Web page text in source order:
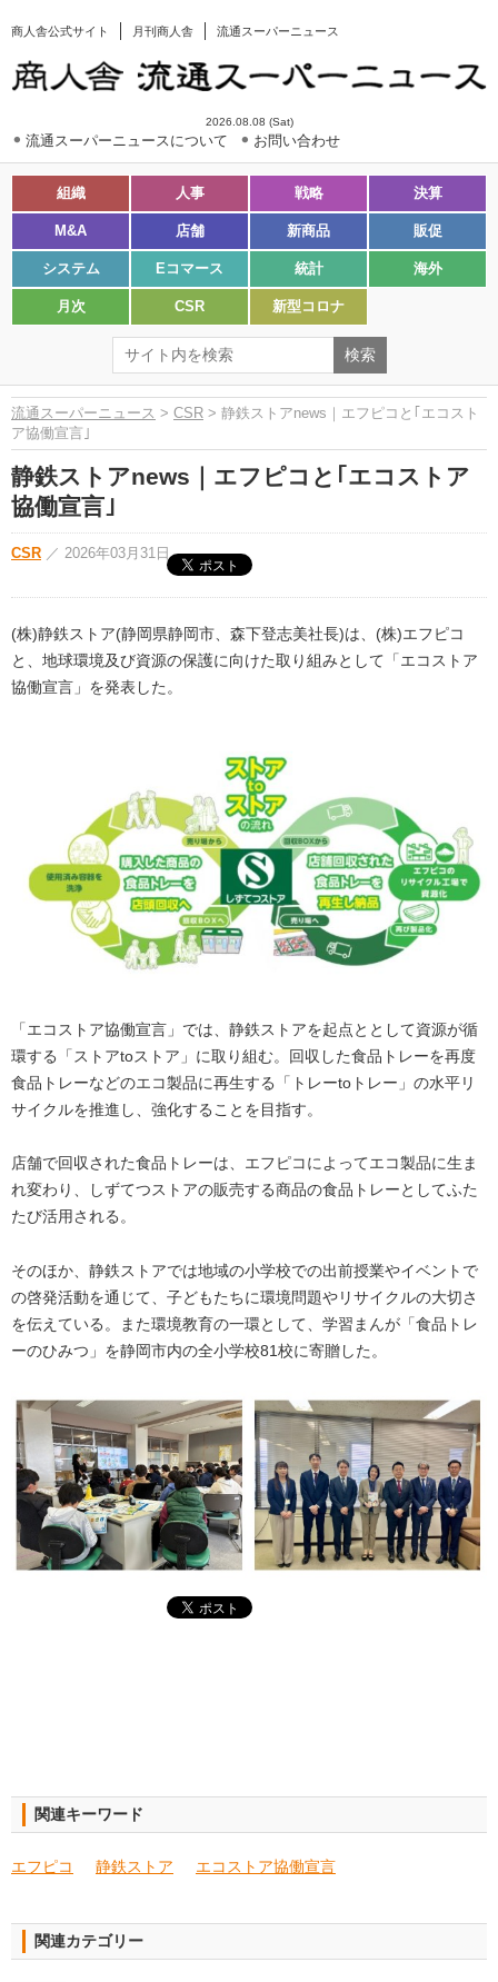
商人舎公式サイト 月刊商人舎 流通スーパーニュース
2026.08.08 (Sat)
流通スーパーニュースについて お問い合わせ
組織 人事 戦略 決算
M&A 店舗 新商品 販促
システム Eコマース 統計 海外
月次 CSR 新型コロナ
流通スーパーニュース > CSR > 静鉄ストアnews｜エフピコと｢エコスト
ア協働宣言｣
静鉄ストアnews｜エフピコと｢エコストア
協働宣言｣
CSR ／ 2026年03月31日
(株)静鉄ストア(静岡県静岡市、森下登志美社長)は、(株)エフピコ
と、地球環境及び資源の保護に向けた取り組みとして「エコストア
協働宣言」を発表した。
「エコストア協働宣言」では、静鉄ストアを起点ととして資源が循
環する「ストアtoストア」に取り組む。回収した食品トレーを再度
食品トレーなどのエコ製品に再生する「トレーtoトレー」の水平リ
サイクルを推進し、強化することを目指す。
店舗で回収された食品トレーは、エフピコによってエコ製品に生ま
れ変わり、しずてつストアの販売する商品の食品トレーとしてふた
たび活用される。
そのほか、静鉄ストアでは地域の小学校での出前授業やイベントで
の啓発活動を通じて、子どもたちに環境問題やリサイクルの大切さ
を伝えている。また環境教育の一環として、学習まんが「食品トレ
ーのひみつ」を静岡市内の全小学校81校に寄贈した。
関連キーワード
エフピコ 静鉄ストア エコストア協働宣言
関連カテゴリー